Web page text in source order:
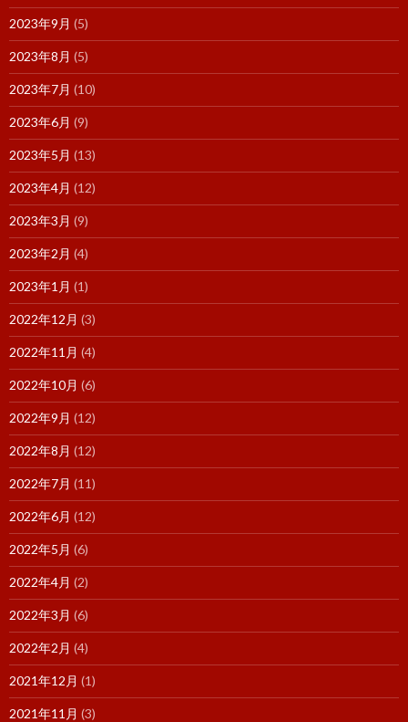
2023年9月 (5)
2023年8月 (5)
2023年7月 (10)
2023年6月 (9)
2023年5月 (13)
2023年4月 (12)
2023年3月 (9)
2023年2月 (4)
2023年1月 (1)
2022年12月 (3)
2022年11月 (4)
2022年10月 (6)
2022年9月 (12)
2022年8月 (12)
2022年7月 (11)
2022年6月 (12)
2022年5月 (6)
2022年4月 (2)
2022年3月 (6)
2022年2月 (4)
2021年12月 (1)
2021年11月 (3)